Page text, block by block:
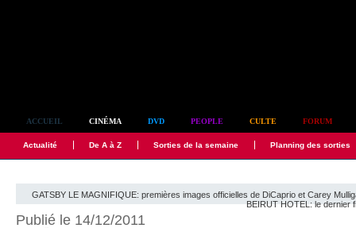
ACCUEIL CINÉMA DVD PEOPLE CULTE FORUM
Actualité De A à Z Sorties de la semaine Planning des sorties
GATSBY LE MAGNIFIQUE: premières images officielles de DiCaprio et Carey
BEIRUT HOTEL: le dernier
Publié le 14/12/2011